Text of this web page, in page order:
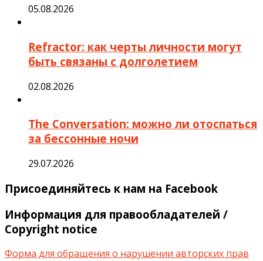
05.08.2026
Refractor: как черты личности могут
быть связаны с долголетием
02.08.2026
The Conversation: можно ли отоспаться
за бессонные ночи
29.07.2026
Присоединяйтесь к нам на Facebook
Информация для правообладателей /
Copyright notice
Форма для обращения о нарушении авторских прав